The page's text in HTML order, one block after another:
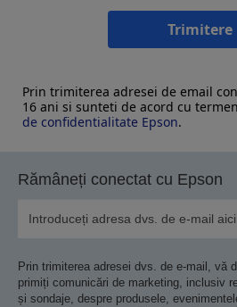
Trimitere
Prin trimiterea adresei de email
16 ani si sunteti de acord cu
de confidentialitate Epson.
Rămâneți conectat cu Epson
Prin trimiterea adresei dvs. de e-mail, vă
primiți comunicări de marketing, inclusiv
și sondaje, despre produsele,